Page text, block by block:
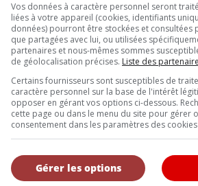
Inscrivez vous à
NOUS
l’Annuel de l’automobile demeure l’outil
et les consommateurs à la recherche
Vos données à caractère personnel seront
liées à votre appareil (cookies, identifiants
données) pourront être stockées et consultées
que partagées avec lui, ou utilisées
partenaires et nous-mêmes sommes
de géolocalisation précises. Liste des
Certains fournisseurs sont susceptibles de
caractère personnel sur la base de l'intérêt
opposer en gérant vos options ci-dessous.
cette page ou dans le menu du site pour gérer
consentement dans les paramètres des
Gérer les options